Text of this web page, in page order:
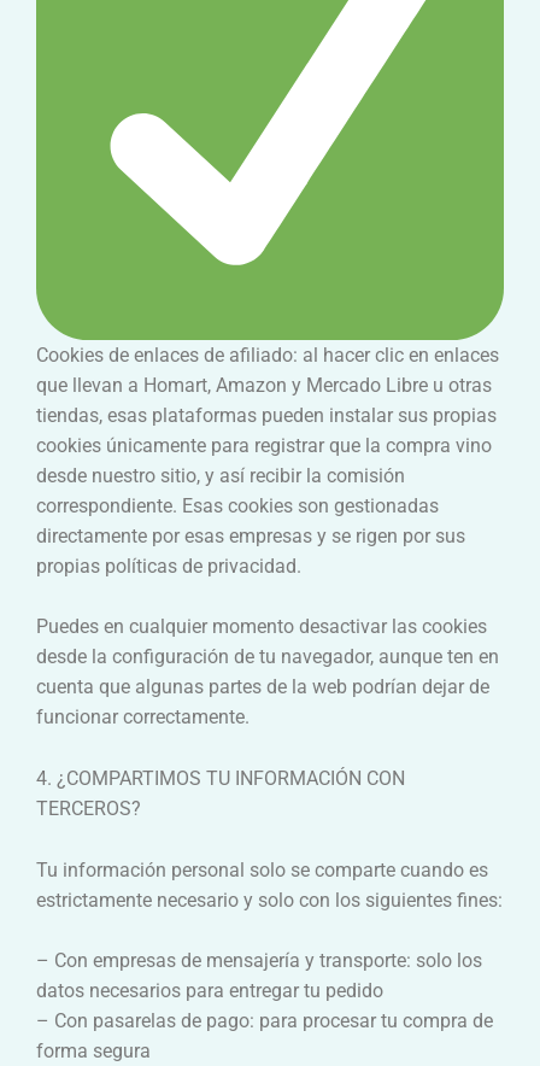
Cookies de enlaces de afiliado: al hacer clic en enlaces
que llevan a Homart, Amazon y Mercado Libre u otras
tiendas, esas plataformas pueden instalar sus propias
cookies únicamente para registrar que la compra vino
desde nuestro sitio, y así recibir la comisión
correspondiente. Esas cookies son gestionadas
directamente por esas empresas y se rigen por sus
propias políticas de privacidad.
Puedes en cualquier momento desactivar las cookies
desde la configuración de tu navegador, aunque ten en
cuenta que algunas partes de la web podrían dejar de
funcionar correctamente.
4. ¿COMPARTIMOS TU INFORMACIÓN CON
TERCEROS?
Tu información personal solo se comparte cuando es
estrictamente necesario y solo con los siguientes fines:
– Con empresas de mensajería y transporte: solo los
datos necesarios para entregar tu pedido
– Con pasarelas de pago: para procesar tu compra de
forma segura